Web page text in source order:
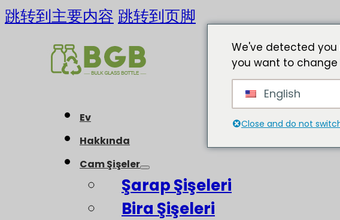
跳转到主要内容 跳转到页脚
Ev
Hakkında
Cam Şişeler
Şarap Şişeleri
Bira Şişeleri
We've detected
you want to change
English
Close and do not